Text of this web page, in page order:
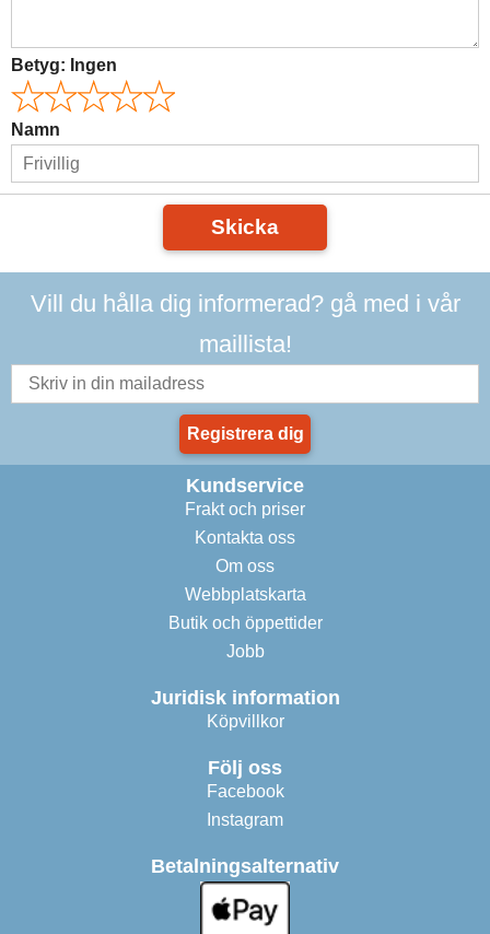
Betyg: Ingen
Namn
Skicka
Vill du hålla dig informerad? gå med i vår
maillista!
Registrera dig
Kundservice
Frakt och priser
Kontakta oss
Om oss
Webbplatskarta
Butik och öppettider
Jobb
Juridisk information
Köpvillkor
Följ oss
Facebook
Instagram
Betalningsalternativ